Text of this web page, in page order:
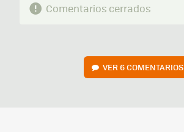
Comentarios cerrados
VER 6 COMENTARIOS